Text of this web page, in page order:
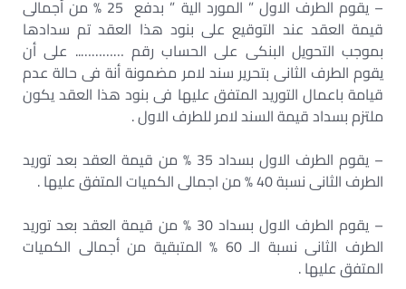
– يقوم الطرف الاول ” المورد الية ” بدفع 25 % من أجمالى
قيمة العقد عند التوقيع على بنود هذا العقد تم سدادها
بموجب التحويل البنكى على الحساب رقم ………….. على أن
يقوم الطرف الثانى بتحرير سند لامر مضمونة أنة فى حالة عدم
قيامة باعمال التوريد المتفق عليها فى بنود هذا العقد يكون
ملتزم بسداد قيمة السند لامر للطرف الاول .
– يقوم الطرف الاول بسداد 35 % من قيمة العقد بعد توريد
الطرف الثانى نسبة 40 % من اجمالى الكميات المتفق عليها .
– يقوم الطرف الاول بسداد 30 % من قيمة العقد بعد توريد
الطرف الثانى نسبة الـ 60 % المتبقية من أجمالى الكميات
المتفق عليها .